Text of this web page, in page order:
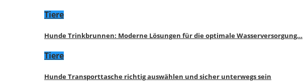
Tiere
Hunde Trinkbrunnen: Moderne Lösungen für die optimale Wasserversorgung…
Tiere
Hunde Transporttasche richtig auswählen und sicher unterwegs sein